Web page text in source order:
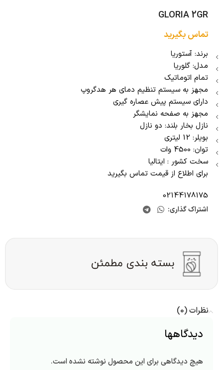
GLORIA 2GR
تماس بگیرید
برند: آستوریا
مدل: گلوریا
تمام اتوماتیک
مجهز به سیستم تنظیم دمای هر هدگروپ
دارای سیستم پیش عصاره گیری
مجهز به صفحه نمایشگر
نازل بخار بلند: دو نازل
بویلر: 12 لیتری
توان: 4500 وات
سخت کشور : ایتالیا
برای اطلاع از قیمت تماس بگیرید
02144178175
اشتراک گذاری:
نظرات (0)
دیدگاهها
هیچ دیدگاهی برای این محصول نوشته نشده است.